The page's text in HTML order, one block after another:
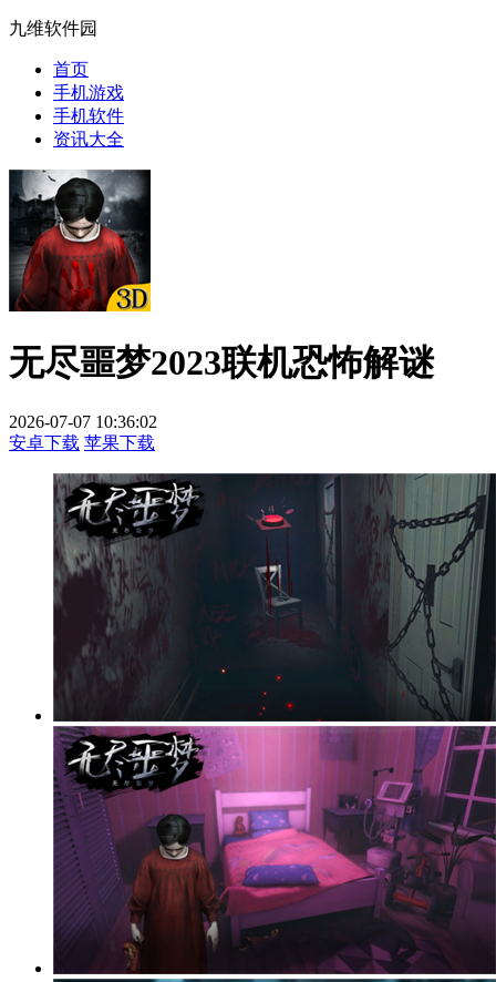
九维软件园
首页
手机游戏
手机软件
资讯大全
无尽噩梦2023联机恐怖解谜
2026-07-07 10:36:02
安卓下载 苹果下载